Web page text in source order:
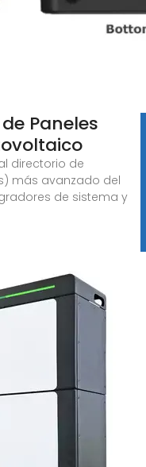
Paneles
directorio de
más avanzado del
de sistema y